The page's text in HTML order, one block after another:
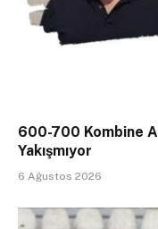
600-700 Kombine
Yakışmıyor
6 Ağustos 2026